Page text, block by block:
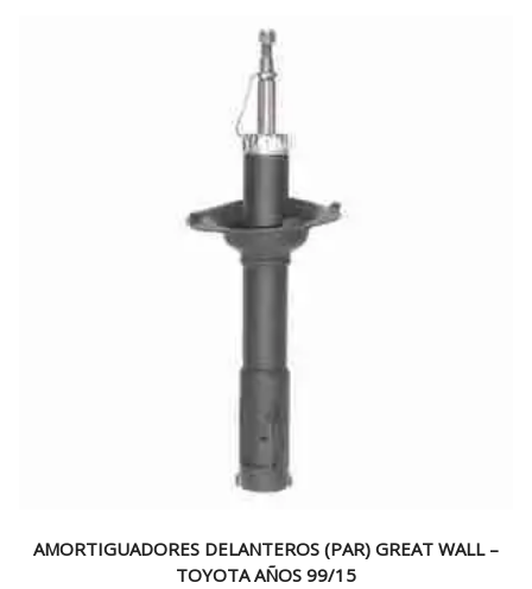
AMORTIGUADORES DELANTEROS (PAR) GREAT WALL –
TOYOTA AÑOS 99/15